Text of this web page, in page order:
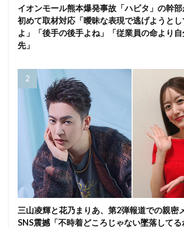
イオンモール熊本爆発事故「ハビタ」の幹部
初めて取材対応「曖昧な表現で逃げようと
よ」「後手の後手よね」「従業員の命より
先」
三山凌輝と花乃まりあ、第2弾報道での親密
SNS震撼「不時着どころじゃない墜落して